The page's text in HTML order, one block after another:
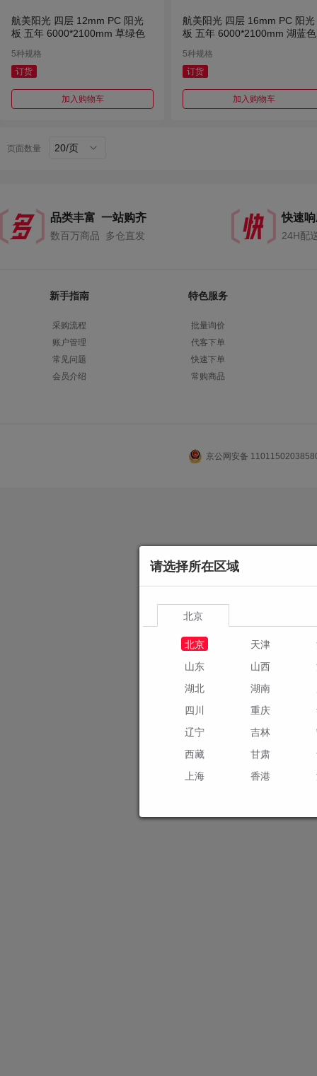
航美阳光 四层 12mm PC 阳光
板 五年 6000*2100mm 草绿色
5种规格
订货
加入购物车
航美阳光 四层 16mm PC 阳光
板 五年 6000*2100mm 湖蓝色
5种规格
订货
加入购物车
页面数量 20/页
品类丰富 一站购齐
数百万商品 多仓直发
快速
24H配
新手指南
采购流程
账户管理
常见问题
会员介绍
特色服务
批量询价
代客下单
快速下单
常购商品
京公网安备
请选择所在区域
北京
北京
天津
山东
山西
湖北
湖南
四川
重庆
辽宁
吉林
西藏
甘肃
上海
香港